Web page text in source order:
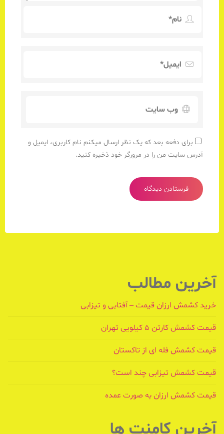
برای دفعه بعد که یک نظر ارسال میکنم نام کاربری، ایمیل و
آدرس سایت من را در مرورگر خود ذخیره کنید.
آخرین مطالب
خرید کشمش ارزان قیمت – آفتابی و تیزابی
قیمت کشمش کارتن ۵ کیلویی تهران
قیمت کشمش فله ای از تاکستان
قیمت کشمش تیزابی چند است؟
قیمت کشمش ارزان به صورت عمده
آخرین کامنت ها